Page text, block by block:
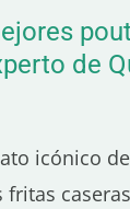
de
icónico
fritas